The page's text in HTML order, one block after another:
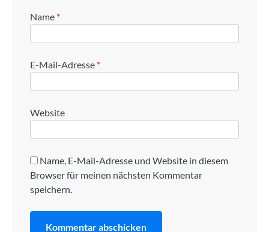
Name *
E-Mail-Adresse *
Website
Name, E-Mail-Adresse und Website in diesem
Browser für meinen nächsten Kommentar
speichern.